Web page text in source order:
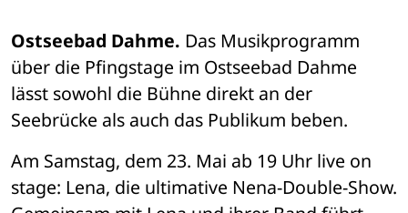
Ostseebad Dahme. Das Musikprogramm
über die Pfingstage im Ostseebad Dahme
lässt sowohl die Bühne direkt an der
Seebrücke als auch das Publikum beben.
Am Samstag, dem 23. Mai ab 19 Uhr live on
stage: Lena, die ultimative Nena-Double-Show.